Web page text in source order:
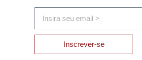
Inscrever-se